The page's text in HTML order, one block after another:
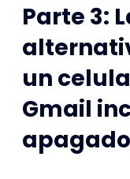
Parte 3:
un
Gmail
apagado